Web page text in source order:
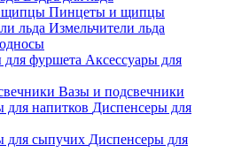
Пинцеты и щипцы
Измельчители льда
Аксессуары для
Вазы и подсвечники
Диспенсеры для
Диспенсеры для